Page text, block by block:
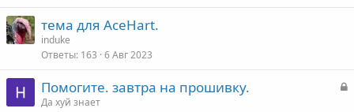
тема для AceHart.
induke
Ответы 163 6 Авг 2023
З
Помогите. завтра на прошивку.
Да хуй знает